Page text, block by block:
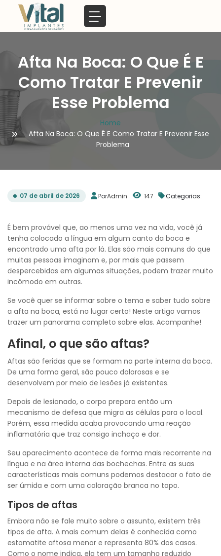
Afta Na Boca: O Que É E
Como Tratar E Prevenir
Esse Problema
Home
Afta Na Boca: O Que É E Como Tratar E Prevenir Esse
Problema
07 de abril de 2026 PorAdmin 147 Categorias:
É bem provável que, ao menos uma vez na vida, você já
tenha colocado a língua em algum canto da boca e
encontrado uma afta por lá. Elas são mais comuns do que
muitas pessoas imaginam e, por mais que passem
despercebidas em algumas situações, podem trazer muito
incômodo em outras.
Se você quer se informar sobre o tema e saber tudo sobre
a afta na boca, está no lugar certo! Neste artigo vamos
trazer um panorama completo sobre elas. Acompanhe!
Afinal, o que são aftas?
Aftas são feridas que se formam na parte interna da boca.
De uma forma geral, são pouco dolorosas e se
desenvolvem por meio de lesões já existentes.
Depois de lesionado, o corpo prepara então um
mecanismo de defesa que migra as células para o local.
Porém, essa medida acaba provocando uma reação
inflamatória que traz consigo inchaço e dor.
Seu aparecimento acontece de forma mais recorrente na
língua e na área interna das bochechas. Entre as suas
características mais comuns podemos destacar o fato de
ser úmida e com uma coloração branca no topo.
Tipos de aftas
Embora não se fale muito sobre o assunto, existem três
tipos de afta. A mais comum delas é conhecida como
estomatite aftosa menor e representa 80% dos casos.
Como o nome indica, ela tem um tamanho reduzido